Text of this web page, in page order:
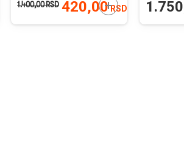
U KORPU 420,00RSD
1.400,00RSD DODAJTE U KORPU